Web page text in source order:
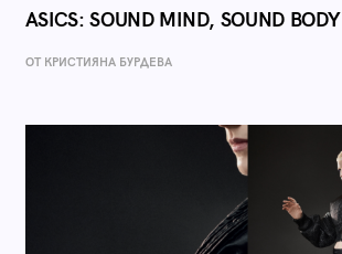
ASICS: SOUND MIND, SOUND BODY
ОТ КРИСТИЯНА БУРДЕВА